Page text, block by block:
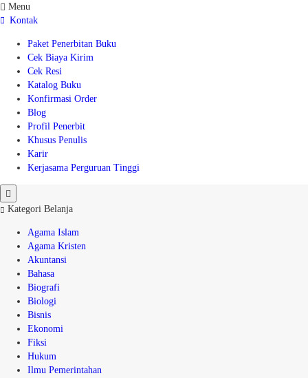
Menu
Kontak
Paket Penerbitan Buku
Cek Biaya Kirim
Cek Resi
Katalog Buku
Konfirmasi Order
Blog
Profil Penerbit
Khusus Penulis
Karir
Kerjasama Perguruan Tinggi
Kategori Belanja
Agama Islam
Agama Kristen
Akuntansi
Bahasa
Biografi
Biologi
Bisnis
Ekonomi
Fiksi
Hukum
Ilmu Pemerintahan